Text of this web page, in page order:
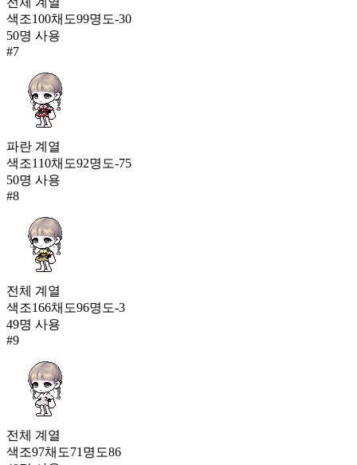
색조100채도99명도-30
50명 사용
#7
파란 계열
색조110채도92명도-75
50명 사용
#8
전체 계열
색조166채도96명도-3
49명 사용
#9
전체 계열
색조97채도71 명도86